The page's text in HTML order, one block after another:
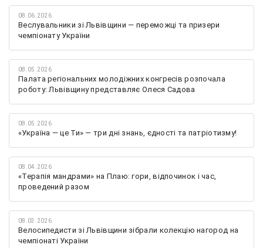
08.06.2026
Веслувальники зі Львівщини — переможці та призери
чемпіонату України
08.05.2026
Палата регіональних молодіжних конгресів розпочала
роботу: Львівщину представляє Олеся Садова
08.05.2026
«Україна — це Ти» — три дні знань, єдності та патріотизму!
08.04.2026
«Терапія мандрами» на Плаю: гори, відпочинок і час,
проведений разом
08.03.2026
Велосипедисти зі Львівщини зібрали колекцію нагород на
чемпіонаті України